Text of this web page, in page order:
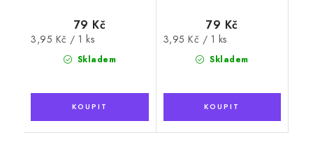
Skladem
79 Kč
Měrná
3,95 Kč / 1 ks
Skladem
79 Kč
Měrná
3,95 Kč / 1 ks